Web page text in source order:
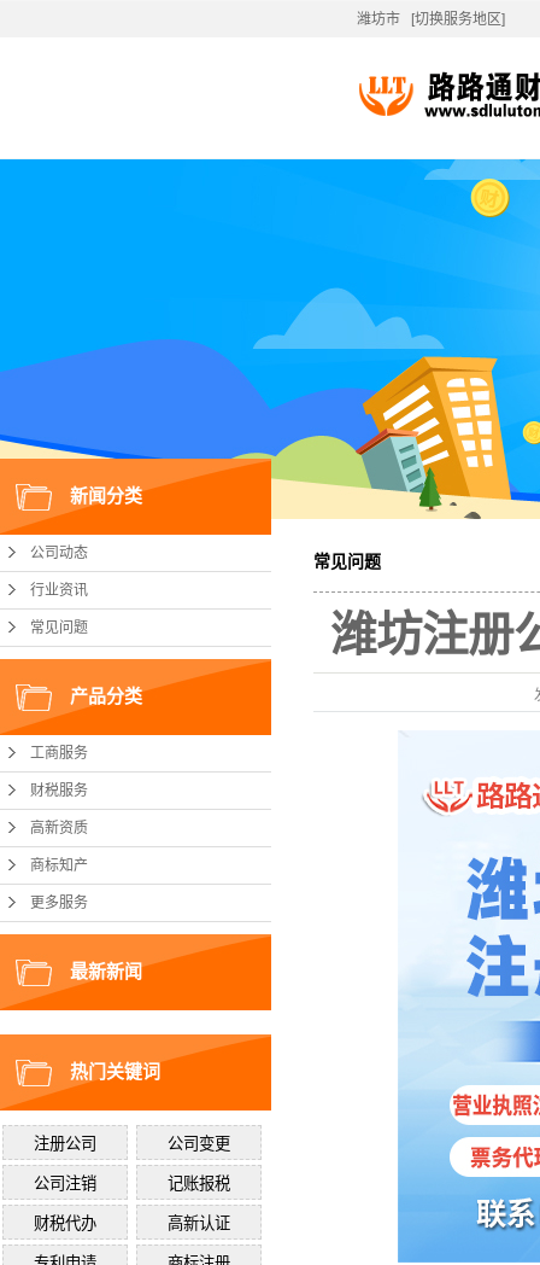
潍坊市 [切换服务地区]
新闻分类
公司动态
行业资讯
常见问题
产品分类
工商服务
财税服务
高新资质
商标知产
更多服务
最新新闻
热门关键词
常见问题
潍坊注册